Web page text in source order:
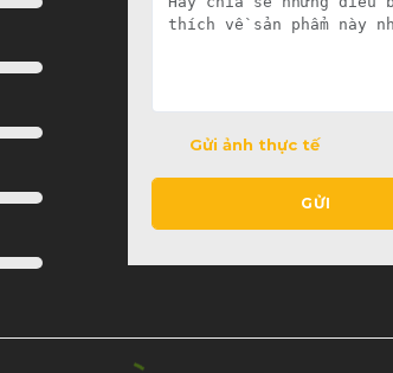
Gửi ảnh thực tế
GỬI